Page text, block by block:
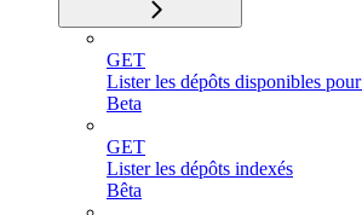
GET
Lister les dépôts disponibles
Beta
GET
Lister les dépôts indexés
Bêta